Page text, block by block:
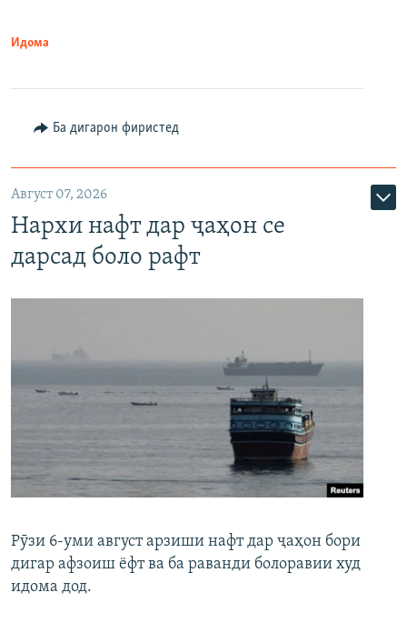
Идома
Ба дигарон фиристед
Август 07, 2026
Нархи нафт дар ҷаҳон се
дарсад боло рафт
Рӯзи 6-уми август арзиши нафт дар ҷаҳон бори
дигар афзоиш ёфт ва ба раванди болоравии худ
идома дод.